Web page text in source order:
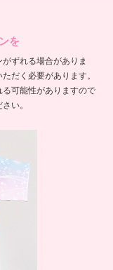
を
ずれる場合がありま
だく必要があります。
可能性がありますので
い。